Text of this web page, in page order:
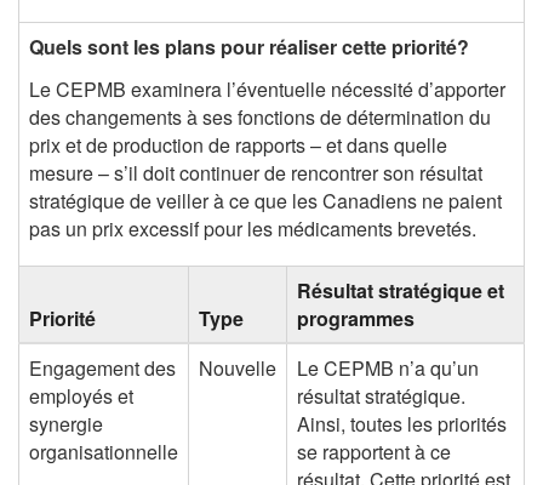
Quels sont les plans pour réaliser cette priorité?
Le CEPMB examinera l’éventuelle nécessité d’apporter
des changements à ses fonctions de détermination du
prix et de production de rapports – et dans quelle
mesure – s’il doit continuer de rencontrer son résultat
stratégique de veiller à ce que les Canadiens ne paient
pas un prix excessif pour les médicaments brevetés.
Priorité Type
Résultat stratégique et
programmes
Engagement des
employés et
synergie
organisationnelle
Nouvelle
Le CEPMB n’a qu’un
résultat stratégique.
Ainsi, toutes les priorités
se rapportent à ce